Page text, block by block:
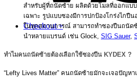
Checkout +
สำหรับผู้ที่ถนัดซ้าย ผลิตด้วยโมลที่ออกแบ
เฉพาะ รูปแบบซองมีการปกป้องโกร่งไกปื
ในทุกสถานการณ์ สามารถทำซองปืนถนัด
นำหลายแบรนด์ เช่น Glock, SIG Sauer,
ทำไมคนถนัดซ้ายต้องเลือกใช้ซองปืน KYDEX ?
“Lefty Lives Matter” คนถนัดซ้ายมักจะเจอปัญห